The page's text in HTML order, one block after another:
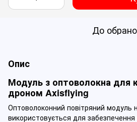
До
Опис
Модуль з оптоволокна для
дроном Axisflying
Оптоволоконний повітряний модуль
використовується для забезпечення